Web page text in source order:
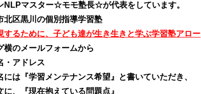
NLPマスター☆モモ塾長☆が代表をしています。
北区黒川の個別指導学習塾
するために、子ども達が生き生きと学ぶ学習塾アロー
のメールフォームから
アドレス
『学習メンテナンス希望』と書いていただき、
『現在抱えている問題点』